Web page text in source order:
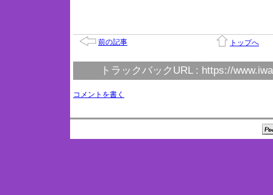
前の記事 トップへ
トラックバックURL : https://
コメントを書く